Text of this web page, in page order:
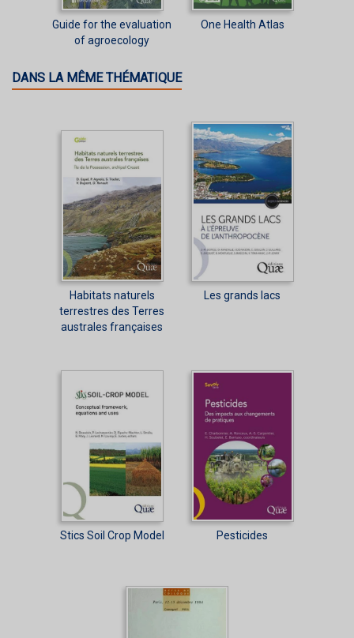
Guide for the evaluation
of agroecology
One Health Atlas
DANS LA MÊME THÉMATIQUE
Habitats naturels
terrestres des Terres
australes françaises
Les grands lacs
Stics Soil Crop Model Pesticides